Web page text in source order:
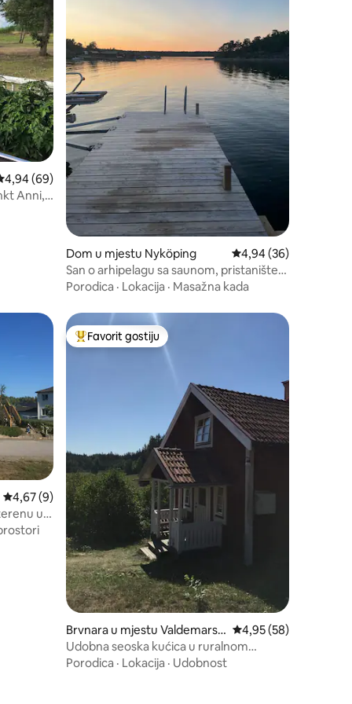
ocjena: 4,94 od 5, recenzija: 69
4,94 (69)
Anni,
Dom u mjestu Nyköping Prosječna ocjena:
4,94 (36)
San o arhipelagu sa saunom, pristaništem
i parcelom uz jezero
Porodica · Lokacija · Masažna kada
Prosječna ocjena: 4,67 od 5, recenzija: 9
4,67 (9)
u
Glavni favorit gostiju
Favorit gostiju
Brvnara u mjestu Valdemarsvi
k
Prosječna ocjena:
4,95 (58)
Udobna seoska kućica u ruralnom
okruženju
Porodica · Lokacija · Udobnost